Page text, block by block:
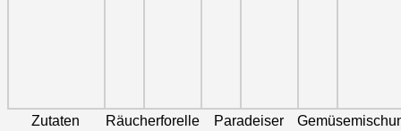
Zutaten
Räucherforelle
Paradeiser